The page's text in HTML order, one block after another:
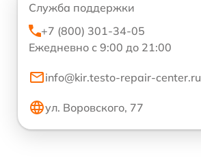
Служба поддержки
+7 (800) 301-34-05
Ежедневно с 9:00 до 21:00
info@kir.testo-repair-center.ru
ул. Воровского, 77